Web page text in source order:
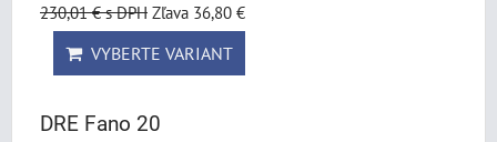
230,01 €s DPH Zľava 36,80 €
VYBERTE VARIANT
DRE Fano 20